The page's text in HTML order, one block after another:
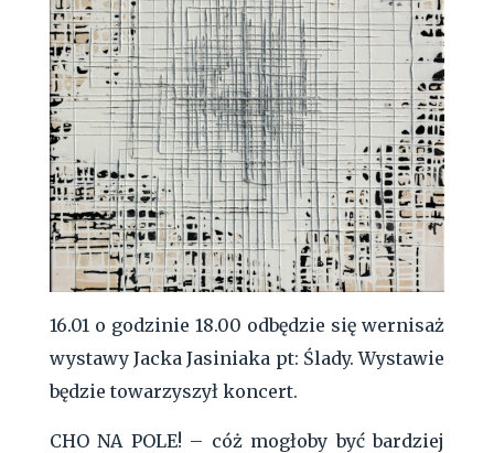
16.01 o godzinie 18.00 odbędzie się wernisaż
wystawy Jacka Jasiniaka pt: Ślady. Wystawie
będzie towarzyszył koncert.
CHO NA POLE! – cóż mogłoby być bardziej